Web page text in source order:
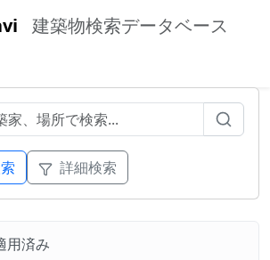
建築物検索データベース
詳細検索
用済み